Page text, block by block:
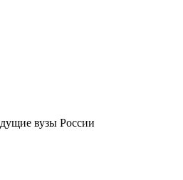
вузы России